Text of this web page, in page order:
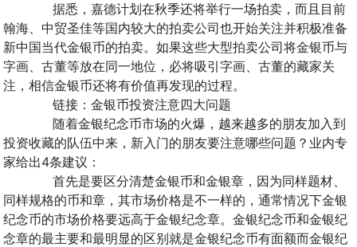
据悉，嘉德计划在秋季还将举行一场拍卖，而且目前
翰海、中贸圣佳等国内较大的拍卖公司也开始关注并积极准备
新中国当代金银币的拍卖。如果这些大型拍卖公司将金银币与
字画、古董等放在同一地位，必将吸引字画、古董的藏家关
注，相信金银币还将有价值再发现的过程。
链接：金银币投资注意四大问题
随着金银纪念币市场的火爆，越来越多的朋友加入到
投资收藏的队伍中来，新入门的朋友要注意哪些问题？业内专
家给出4条建议：
首先是要区分清楚金银币和金银章，因为同样题材、
同样规格的币和章，其市场价格是不一样的，通常情况下金银
纪念币的市场价格要远高于金银纪念章。金银纪念币和金银纪
念章的最主要和最明显的区别就是金银纪念币有面额而金银纪